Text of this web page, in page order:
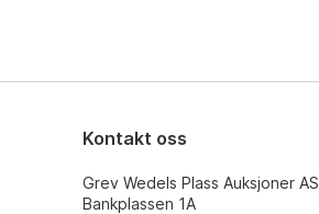
Kontakt oss
Grev Wedels Plass Auksjoner AS
Bankplassen 1A